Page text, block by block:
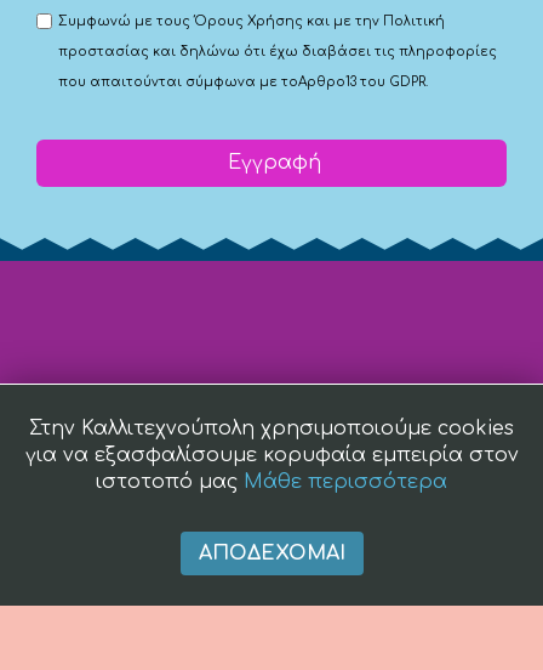
Συμφωνώ με τουςΌρους Χρήσης και με την Πολιτική
προστασίας και δηλώνω ότι έχω διαβάσει τις πληροφορίες
που απαιτούνται σύμφωνα με τοΑρθρο13 του GDPR.
Εγγραφή
Στην Καλλιτεχνούπολη χρησιμοποιούμε cookies
για να εξασφαλίσουμε κορυφαία εμπειρία στον
ιστοτοπό μας Μάθε περισσότερα
ΑΠΟΔΈΧΟΜΑΙ